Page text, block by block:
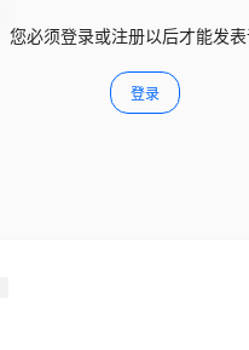
您必须登录或注册以后才能发
登录